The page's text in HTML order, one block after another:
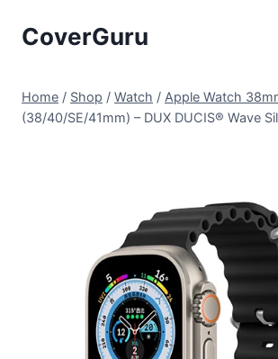
CoverGuru
Home / Shop / Watch / Apple Watch
(38/40/SE/41mm) – DUX DUCIS® Wave